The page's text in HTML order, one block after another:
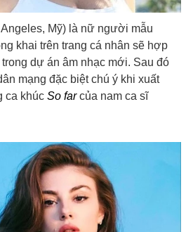
Angeles, Mỹ) là nữ người mẫu
khai trên trang cá nhân sẽ hợp
dự án âm nhạc mới. Sau đó
mạng đặc biệt chú ý khi xuất
ca khúcSo farcủa nam ca sĩ